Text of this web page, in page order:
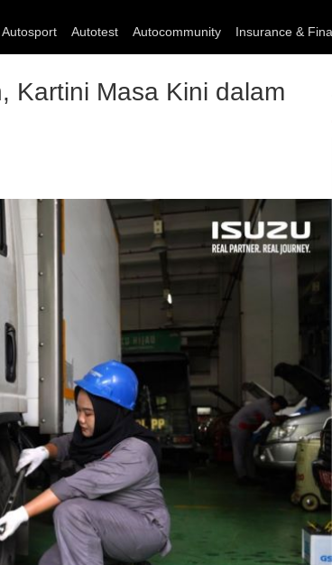
Autosport Autotest Autocommunity Insurance &
Kartini Masa Kini dalam